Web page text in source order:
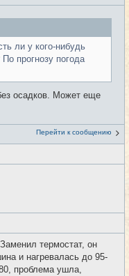
ли у кого-нибудь
прогнозу погода
осадков. Может еще
Перейти к сообщению
термостат, он
и нагревалась до 95-
проблема ушла,